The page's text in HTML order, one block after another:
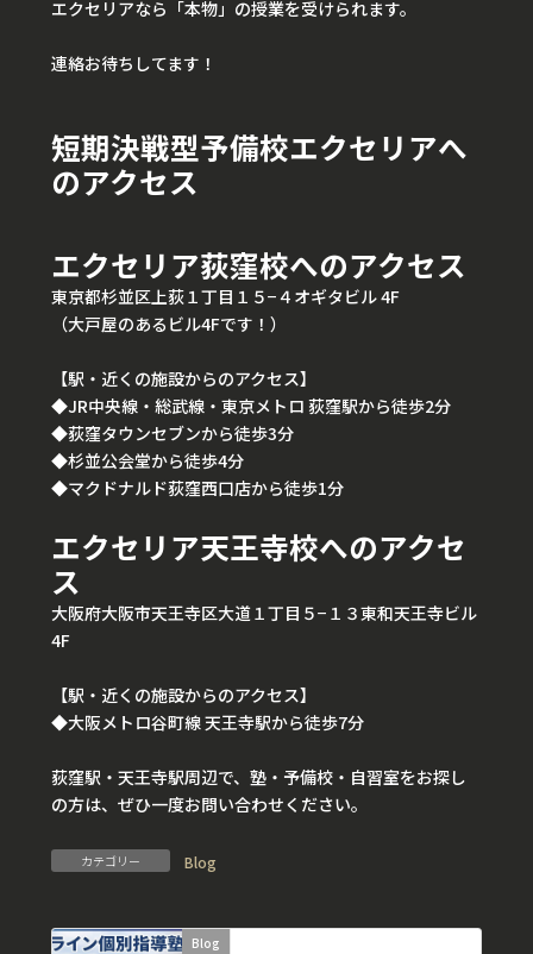
エクセリアなら「本物」の授業を受けられます。
連絡お待ちしてます！
短期決戦型予備校エクセリアへ
のアクセス
エクセリア荻窪校へのアクセス
東京都杉並区上荻１丁目１５−４オギタビル 4F
（大戸屋のあるビル4Fです！）
【駅・近くの施設からのアクセス】
◆JR中央線・総武線・東京メトロ 荻窪駅から徒歩2分
◆荻窪タウンセブンから徒歩3分
◆杉並公会堂から徒歩4分
◆マクドナルド荻窪西口店から徒歩1分
エクセリア天王寺校へのアクセ
ス
大阪府大阪市天王寺区大道１丁目５−１３東和天王寺ビル
4F
【駅・近くの施設からのアクセス】
◆大阪メトロ谷町線 天王寺駅から徒歩7分
荻窪駅・天王寺駅周辺で、塾・予備校・自習室をお探し
の方は、ぜひ一度お問い合わせください。
カテゴリー Blog
Blog